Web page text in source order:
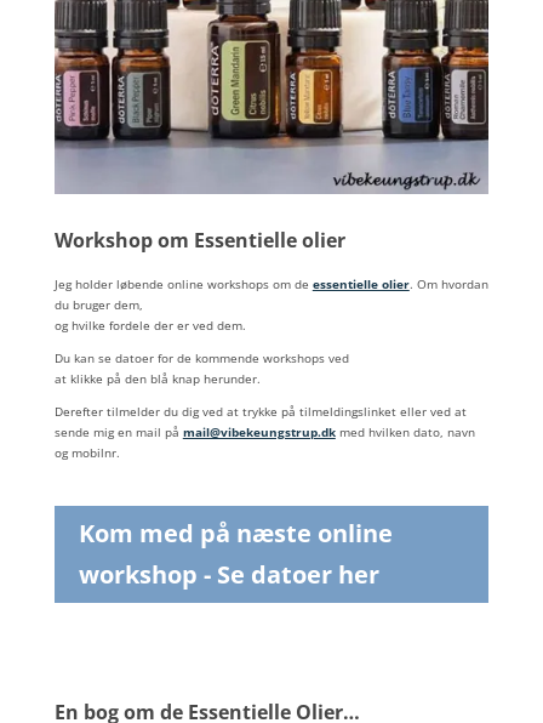
Workshop om Essentielle olier
Jeg holder løbende online workshops om de essentielle olier. Om hvordan
du bruger dem,
og hvilke fordele der er ved dem.
Du kan se datoer for de kommende workshops ved
at klikke på den blå knap herunder.
Derefter tilmelder du dig ved at trykke på tilmeldingslinket eller ved at
sende mig en mail på mail@vibekeungstrup.dk med hvilken dato, navn
og mobilnr.
Kom med på næste online
workshop - Se datoer her
En bog om de Essentielle Olier…